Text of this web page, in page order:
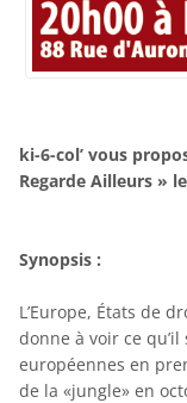
ki-6-col’ vous
Regarde Ailleurs »
Synopsis :
L’Europe, États de
donne à voir ce
européennes en
de la «jungle» en